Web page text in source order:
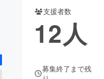
支援者数
12人
募集終了まで残